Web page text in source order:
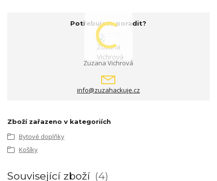
Potřebujete poradit?
Zuzana Vichrová
info@zuzahackuje.cz
Zboží zařazeno v kategoriích
Bytové doplňky
Košíky
Související zboží 4